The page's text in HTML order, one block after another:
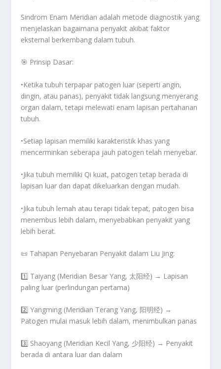
Sindrom Enam Meridian adalah metode diagnostik yang
menjelaskan bagaimana penyakit akibat faktor
eksternal berkembang dalam tubuh.
🎯 Prinsip Dasar:
•Ketika tubuhterpapar patogen luar (seperti angin,
dingin, atau panas), penyakit tidak langsung menyerang
organ dalam, tetapi melewati enam lapisan pertahanan
tubuh.
•Setiap lapisan memiliki karakteristik khas yang
mencerminkan seberapa jauh patogen telah menyebar.
•Jika tubuh memiliki Qi kuat, patogentetap berada di
lapisan luar dan dapat dikeluarkan dengan mudah.
•Jika tubuh lemah atau terapi tidak tepat, patogen bisa
menembus lebih dalam, menyebabkan penyakit yang
lebih berat.
📜 Tahapan Penyebaran Penyakit dalam Liu Jing:
1️⃣ Taiyang (Meridian Besar Yang, 太阳经) → Lapisan
paling luar (perlindungan pertama)
2️⃣Yangming (Meridian Terang Yang, 阳明经) →
Patogen mulai masuk lebih dalam, menimbulkan panas
3️⃣ Shaoyang (Meridian Kecil Yang, 少阳经) → Penyakit
berada di antara luar dan dalam